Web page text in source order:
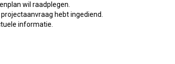
wil raadplegen.
hebt ingediend.
informatie.